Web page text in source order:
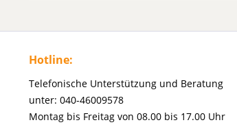
Hotline:
Telefonische Unterstützung und Beratung
unter: 040-46009578
Montag bis Freitag von 08.00 bis 17.00 Uhr